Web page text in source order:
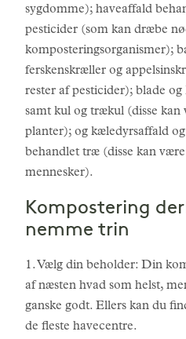
sygdomme); haveaffald
pesticider (som kan dræbe
komposteringsorganismer);
ferskenskræller og
rester af pesticider); blade
samt kul og trækul (disse kan
planter); og kæledyrsaffald
behandlet træ (disse kan
mennesker).
Kompostering
nemme trin
1. Vælg din beholder: Din
af næsten hvad som helst,
ganske godt. Ellers kan du
de fleste havecentre.